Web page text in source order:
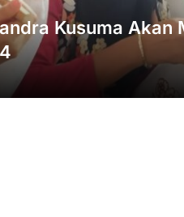
Kusuma Akan